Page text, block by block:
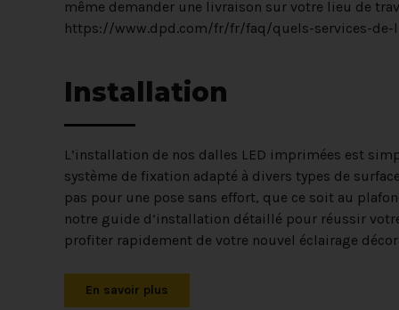
même demander une livraison sur votre lieu de
https://www.dpd.com/fr/fr/faq/quels-services-
Installation
L’installation de nos dalles LED imprimées est
système de fixation adapté à divers types de
pas pour une pose sans effort, que ce soit au
notre guide d’installation détaillé pour réussir
profiter rapidement de votre nouvel éclairage
En savoir plus